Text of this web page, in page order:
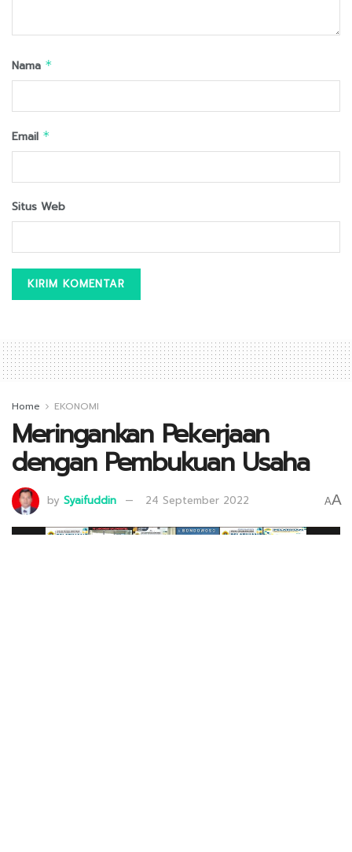
Nama *
Email *
Situs Web
Home EKONOMI
Meringankan Pekerjaan
dengan Pembukuan Usaha
by Syaifuddin 24 September 2022 AA